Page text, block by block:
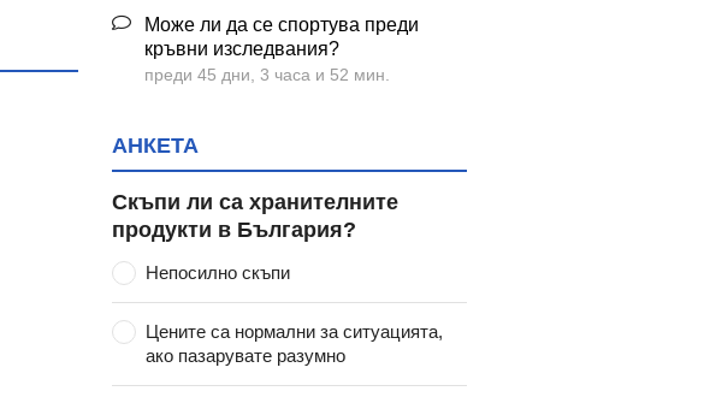
Може ли да се спортува преди
кръвни изследвания?
преди 45 дни, 3 часа и 52 мин.
АНКЕТА
Скъпи ли са хранителните
продукти в България?
Непосилно скъпи
Цените са нормални за ситуацията,
ако пазарувате разумно